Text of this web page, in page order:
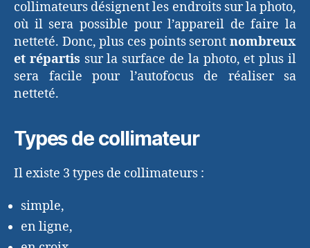
collimateurs désignent les endroits sur la photo,
où il sera possible pour l’appareil de faire la
netteté. Donc, plus ces points seront nombreux
et répartis sur la surface de la photo, et plus il
sera facile pour l’autofocus de réaliser sa
netteté.
Types de collimateur
Il existe 3 types de collimateurs :
simple,
en ligne,